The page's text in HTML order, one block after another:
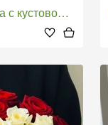
и альстромерией и розой